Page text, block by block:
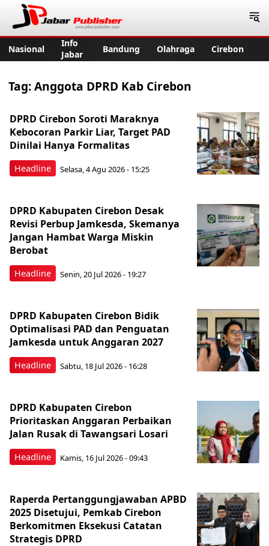
Nasional
Info
Jabar
Bandung Olahraga Cirebon
Tag:Anggota DPRD Kab Cirebon
Headline
DPRD Cirebon Soroti Maraknya
Kebocoran Parkir Liar, Target PAD
Dinilai Hanya Formalitas
Selasa, 4 Agu 2026 - 15:25
Headline
DPRD Kabupaten Cirebon Desak
Revisi Perbup Jamkesda, Skemanya
Jangan Hambat Warga Miskin
Berobat
Senin, 20 Jul 2026 - 19:27
Headline
DPRD Kabupaten Cirebon Bidik
Optimalisasi PAD dan Penguatan
Jamkesda untuk Anggaran 2027
Sabtu, 18 Jul 2026 - 16:28
Headline
DPRD Kabupaten Cirebon
Prioritaskan Anggaran Perbaikan
Jalan Rusak di Tawangsari Losari
Kamis, 16 Jul 2026 - 09:43
Raperda Pertanggungjawaban APBD
2025 Disetujui, Pemkab Cirebon
Berkomitmen Eksekusi Catatan
Strategis DPRD